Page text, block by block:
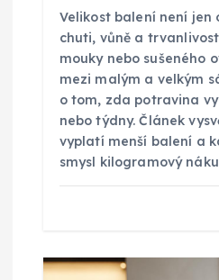
Velikost balení není jen
chuti, vůně a
mouky nebo sušeného
mezi malým a velkým
o tom, zda potravina
nebo týdny. Článek
vyplatí menší balení a
smysl kilogramový